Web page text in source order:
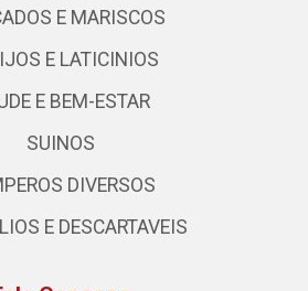
E MARISCOS
E LATICINIOS
E BEM-ESTAR
SUINOS
DIVERSOS
E DESCARTAVEIS